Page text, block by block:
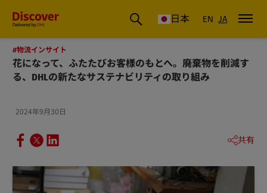
DHL Discover Japan 日本 EN JA
#物流インサイト
花になって、ふたたびお客様のもとへ。廃棄物を削減す
る、DHLの新たなサステナビリティの取り組み
2024年9月30日
共有